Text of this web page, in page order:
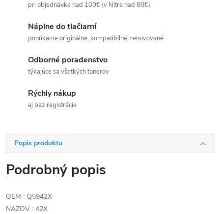
pri objednávke nad 100€ (v Nitre nad 80€)
Náplne do tlačiarní
ponúkame originálne, kompatibilné, renovované
Odborné poradenstvo
týkajúce sa všetkých tonerov
Rýchly nákup
aj bez registrácie
Popis produktu
Podrobný popis
OEM : Q5942X
NAZOV : 42X